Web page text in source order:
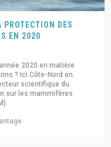
DES
EN 2020
2020 en matière
? Ici Côte-Nord en
scientifique du
sur les mammifères